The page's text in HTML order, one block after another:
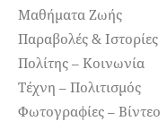
Μαθήματα Ζωής
Παραβολές & Ιστορίες
Πολίτης – Κοινωνία
Τέχνη – Πολιτισμός
Φωτογραφίες – Βίντεο